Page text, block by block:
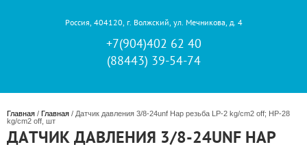
Россия, 404120, г. Волжский, ул. Мечникова, д. 4
+7(904)402 62 40
(88443) 39-54-74
Главная / Главная / Датчик давления 3/8-24unf Нар резьба LP-2 kg/cm2 off; HP-28
kg/cm2 off, шт
ДАТЧИК ДАВЛЕНИЯ 3/8-24UNF НАР